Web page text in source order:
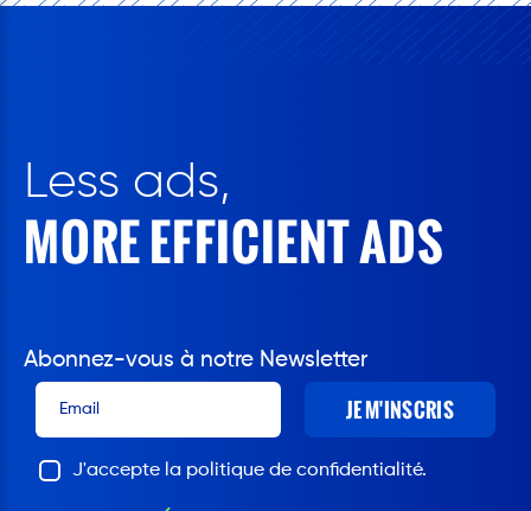
Less ads,
MORE EFFICIENT ADS
Abonnez-vous à notre Newsletter
JE M'INSCRIS
J'accepte la politique de confidentialité.